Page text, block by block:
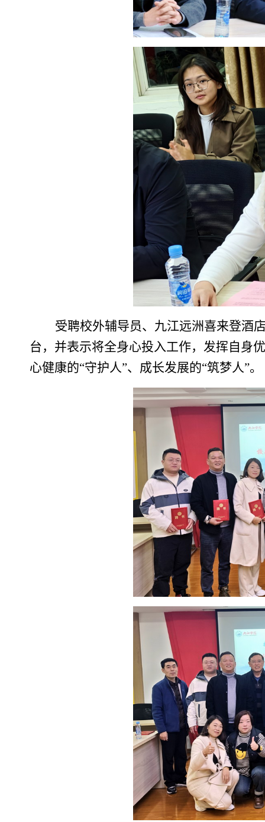
受聘校外辅导员、九江远洲喜来登酒
台，并表示将全身心投入工作，发挥自身
心健康的“守护人”、成长发展的“筑梦人”。